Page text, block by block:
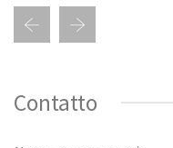
Contatto